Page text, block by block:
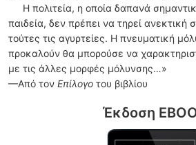
Η πολιτεία, η οποία δαπανά
παιδεία, δεν πρέπει να τηρεί ανεκτική
τούτες τις αγυρτείες. Η πνευματική
προκαλούν θα μπορούσε να
με τις άλλες μορφές μόλυνσης…»
—Από τον Επίλογο του βιβλίου
Έκδοση